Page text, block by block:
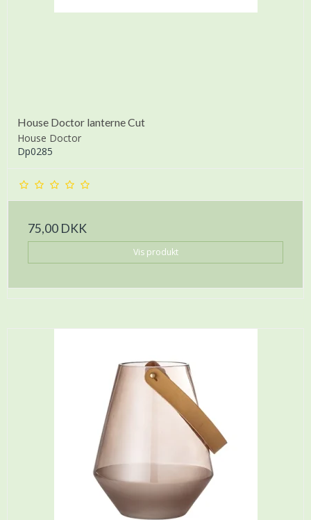
House Doctor lanterne Cut
House Doctor
Dp0285
75,00 DKK
Vis produkt